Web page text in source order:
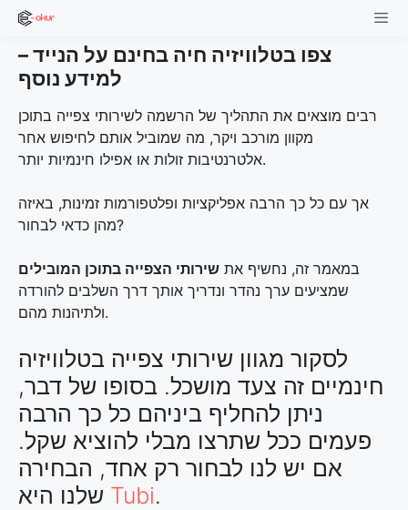
Skip
content
צפו בטלוויזיה חיה בחינם על הנייד –
למידע נוסף
רבים מוצאים את התהליך של הרשמה לשירותי צפייה בתוכן
מקוון מורכב ויקר, מה שמוביל אותם לחיפוש אחר
אלטרנטיבות זולות או אפילו חינמיות יותר.
אך עם כל כך הרבה אפליקציות ופלטפורמות זמינות, באיזה
מהן כדאי לבחור?
במאמר זה, נחשיף את שירותי הצפייה בתוכן המובילים
שמציעים ערך נהדר ונדריך אותך דרך השלבים להורדה
ולתיהנות מהם.
לסקור מגוון שירותי צפייה בטלוויזיה
חינמיים זה צעד מושכל. בסופו של דבר,
ניתן להחליף ביניהם כל כך הרבה
פעמים ככל שתרצו מבלי להוציא שקל.
אם יש לנו לבחור רק אחד, הבחירה
Tubi.